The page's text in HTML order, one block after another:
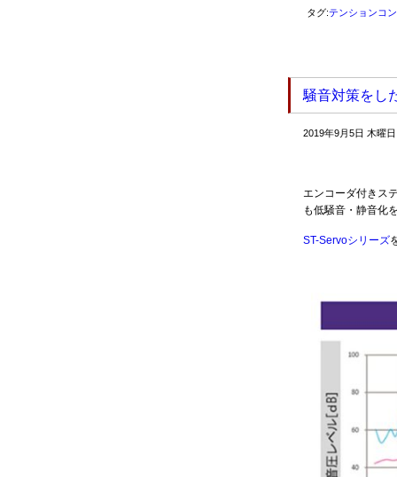
タグ:テンションコ
騒音対策をし
2019年9月5日 木曜日
エンコーダ付きス
も低騒音・静音化
ST-Servoシリーズ